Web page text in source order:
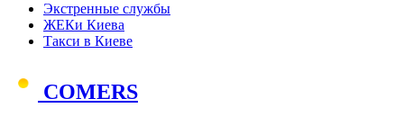
Экстренные службы
ЖЕКи Киева
Такси в Киеве
COMERS